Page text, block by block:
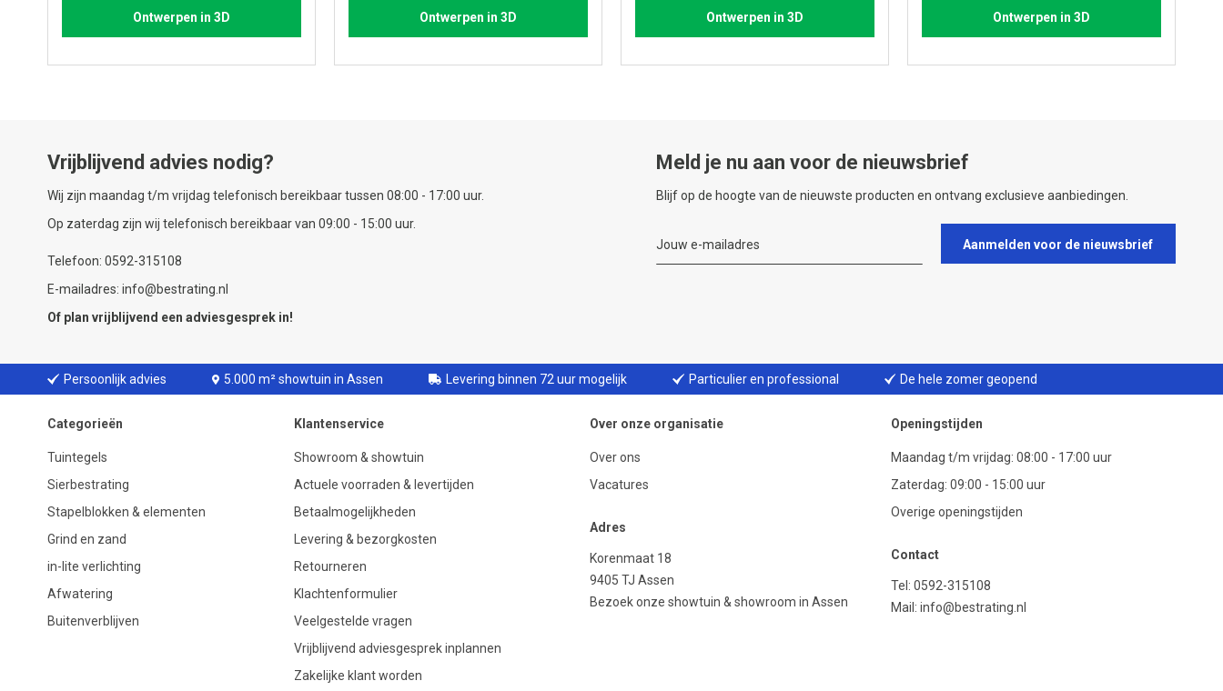
Ontwerpen in 3D Ontwerpen in 3D Ontwerpen in 3D Ontwerpen in 3D
Vrijblijvend advies nodig?
Wij zijn maandag t/m vrijdag telefonisch bereikbaar tussen 08:00 - 17:00 uur.
Op zaterdag zijn wij telefonisch bereikbaar van 09:00 - 15:00 uur.
Telefoon: 0592-315108
E-mailadres: info@bestrating.nl
Of plan vrijblijvend een adviesgesprek in!
Meld je nu aan voor de nieuwsbrief
Blijf op de hoogte van de nieuwste producten en ontvang exclusieve aanbiedingen.
Aanmelden voor de nieuwsbrief
Persoonlijk advies 5.000 m² showtuin in Assen Levering binnen 72 uur mogelijk Particulier en professional De hele zomer geopend
Categorieën
Tuintegels
Sierbestrating
Stapelblokken & elementen
Grind en zand
in-lite verlichting
Afwatering
Buitenverblijven
Klantenservice
Showroom & showtuin
Actuele voorraden & levertijden
Betaalmogelijkheden
Levering & bezorgkosten
Retourneren
Klachtenformulier
Veelgestelde vragen
Vrijblijvend adviesgesprek inplannen
Zakelijke klant worden
Over onze organisatie
Over ons
Vacatures
Adres
Korenmaat 18
9405 TJ Assen
Bezoek onze showtuin & showroom in Assen
Openingstijden
Maandag t/m vrijdag: 08:00 - 17:00 uur
Zaterdag: 09:00 - 15:00 uur
Overige openingstijden
Contact
Tel: 0592-315108
Mail: info@bestrating.nl